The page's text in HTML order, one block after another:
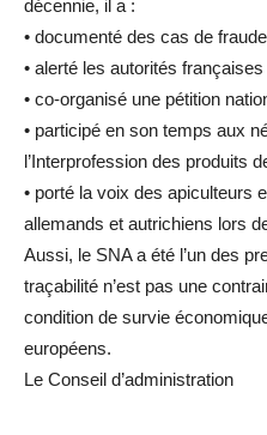
décennie, il a :
• documenté des cas de
• alerté les autorités
• co-organisé une pétition
• participé en son temps aux
l’Interprofession des produits
• porté la voix des apiculteurs
allemands et autrichiens lors
Aussi, le SNA a été l’un des
traçabilité n’est pas une
condition de survie
européens.
Le Conseil d’administration